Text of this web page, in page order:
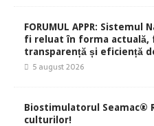
FORUMUL APPR:
fi reluat în forma actuală,
transparență și eficiență
5 august 2026
Biostimulatorul Seamac®
culturilor!